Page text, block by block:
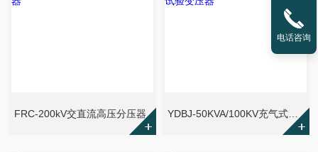
FRC-200kV交直流高压分压器 YDBJ-50KVA/100KV充气式试验变压器
电话咨询